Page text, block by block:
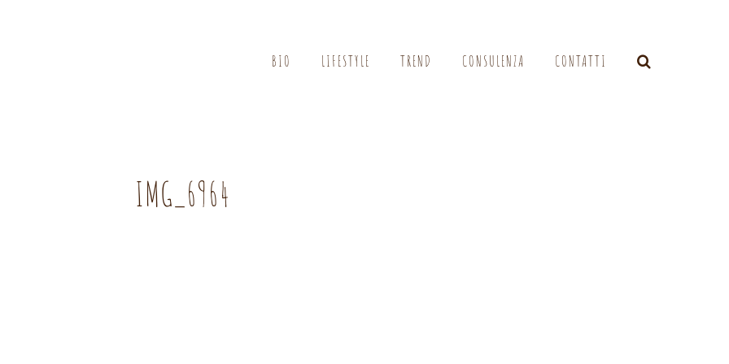
BIO LIFESTYLE TREND CONSULENZA CONTATTI
IMG_6964